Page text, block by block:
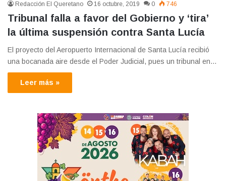
Redacción El Queretano 16 octubre, 2019 0 746
Tribunal falla a favor del Gobierno y ‘tira’
la última suspensión contra Santa Lucía
El proyecto del Aeropuerto Internacional de Santa Lucía recibió
una bocanada aire desde el Poder Judicial, pues un tribunal en…
Leer más »